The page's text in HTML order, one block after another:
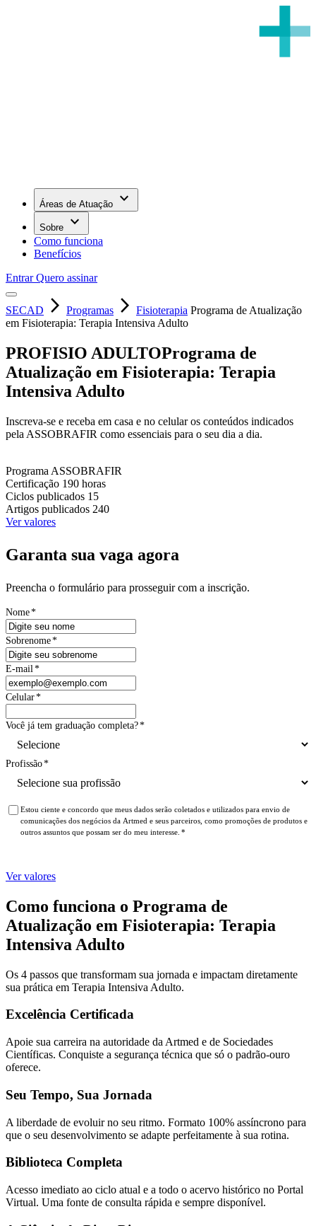
Áreas de Atuação keyboard_arrow_down
Sobre keyboard_arrow_down
Como funciona
Benefícios
EntrarQuero assinar
SECAD arrow_forward_ios Programas arrow_forward_ios Fisioterapia Programa de Atualização
em Fisioterapia: Terapia Intensiva Adulto
PROFISIO ADULTOPrograma de
Atualização em Fisioterapia: Terapia
Intensiva Adulto
Inscreva-se e receba em casa e no celular os conteúdos indicados
pela ASSOBRAFIR como essenciais para o seu dia a dia.
Programa ASSOBRAFIR
Certificação 190 horas
Ciclos publicados 15
Artigos publicados 240
Ver valores
Garanta sua vaga agora
Preencha o formulário para prosseguir com a inscrição.
Nome*
Sobrenome*
E-mail *
Celular*
Você já tem graduação completa?*
Profissão*
Estou ciente e concordo que meus dados serão coletados e utilizados para envio de
comunicações dos negócios da Artmed e seus parceiros, como promoções de produtos e
outros assuntos que possam ser do meu interesse. *
Ver valores
Como funciona o Programa de
Atualização em Fisioterapia: Terapia
Intensiva Adulto
Os 4 passos que transformam sua jornada e impactam diretamente
sua prática em Terapia Intensiva Adulto.
Excelência Certificada
Apoie sua carreira na autoridade da Artmed e de Sociedades
Científicas. Conquiste a segurança técnica que só o padrão-ouro
oferece.
Seu Tempo, Sua Jornada
A liberdade de evoluir no seu ritmo. Formato 100% assíncrono para
que o seu desenvolvimento se adapte perfeitamente à sua rotina.
Biblioteca Completa
Acesso imediato ao ciclo atual e a todo o acervo histórico no Portal
Virtual. Uma fonte de consulta rápida e sempre disponível.